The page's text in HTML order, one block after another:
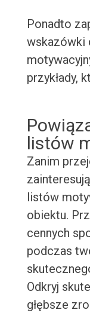
Ponadto
wskazówki
przykłady,
listów
Zanim
listów
obiektu.
cennych
podczas
Odkryj
głębsze